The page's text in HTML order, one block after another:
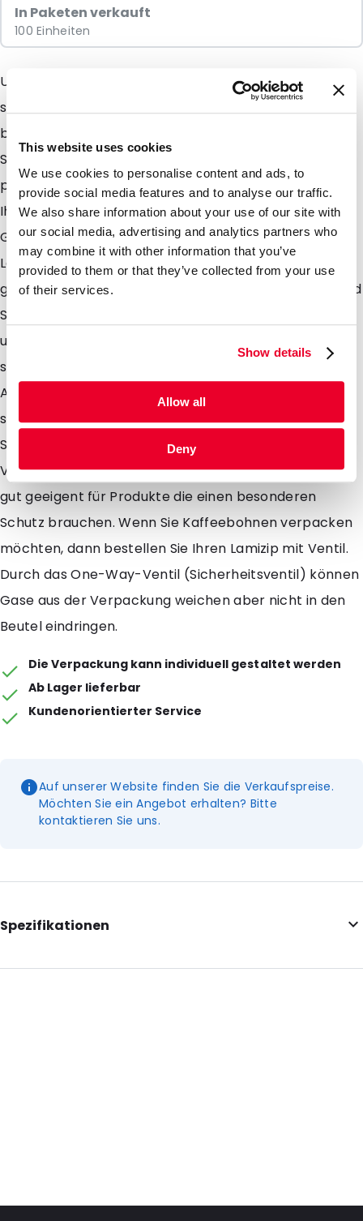
This website uses cookies
We use cookies to personalise content and ads, to
provide social media features and to analyse our traffic.
We also share information about your use of our site with
our social media, advertising and analytics partners who
may combine it with other information that you’ve
provided to them or that they’ve collected from your use
of their services.
Show details
Allow all
Deny
In Paketen verkauft
100 Einheiten
Unsere Stehbodenbeutel (stand up pouches ) sind
sehr gut geeigent für Produkte an deren Verpackung
besondere Anforderungen gestellt werden. Denken
Sie an Lebens-und Genussmittel sowie an allerlei
pharmazeutische Produkte. Selbst im Labor finden Sie
Ihre Anforderung wie z. B. zum Verpacken von
Grundstoffen oder anderer Stoffe und Präparate. Die
Lamizip Beutel sind aus einem Laminat mit besonders
guten Barierreeigenschaften gegen Wasserdampf und
Sauerstoff hergestellt. Hinzu kommt das Sie die Beutel
unbegrenzt öffnen und schliessen können. Lamizips
sind in einer transparenten und einer aluminium
Ausführung erhältlich. Aluminium schützt Ihr Produkt
sehr gut gegen die äusseren Einflüssen von UV
Strahlen. Durch Ihren runden Boden kann die
Verpackung ganz einfach stehen. Lamizips sind sehr
gut geeigent für Produkte die einen besonderen
Schutz brauchen. Wenn Sie Kaffeebohnen verpacken
möchten, dann bestellen Sie Ihren Lamizip mit Ventil.
Durch das One-Way-Ventil (Sicherheitsventil) können
Gase aus der Verpackung weichen aber nicht in den
Beutel eindringen.
Die Verpackung kann individuell gestaltet werden
Ab Lager lieferbar
Kundenorientierter Service
Auf unserer Website finden Sie die Verkaufspreise.
Möchten Sie ein Angebot erhalten? Bitte
kontaktieren Sie uns.
Spezifikationen
Additional information: Mit Einkerbungen